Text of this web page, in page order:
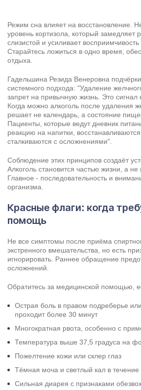
Режим сна влияет на восстановление.
уровень кортизола, который замедляет
слизистой и усиливает
Старайтесь ложиться в одно время,
отдыха.
Гадельшина Резида Венеровна
системного подхода: "Удаление
запрет на привычную жизнь. Это сигнал
Когда можно алкоголь после удаления
решает не календарь, а состояние
Пациенты, которые ведут дневник
реакцию на напитки,
сталкиваются с осложнениями".
Соблюдение этих принципов создаёт
Алкоголь становится частью жизни, а не
Главное - последовательность и
организма.
Красные флаги: когда
помощь
Не все симптомы после приёма
экстренного вмешательства, но есть
игнорировать. Раннее обращение
осложнений.
Обратитесь за медицинской помощью,
Острая боль в правом подреберье
проходит более 30 минут
Многократная рвота, особенно с
Температура выше 37,5 градуса на
Пожелтение кожи или склер глаз
Тёмная моча и светлый кал в течение
Сильная диарея с признаками